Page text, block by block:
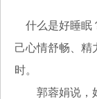
什么是好睡眠
己心情舒畅、精
时。
郭蓉娟说，好